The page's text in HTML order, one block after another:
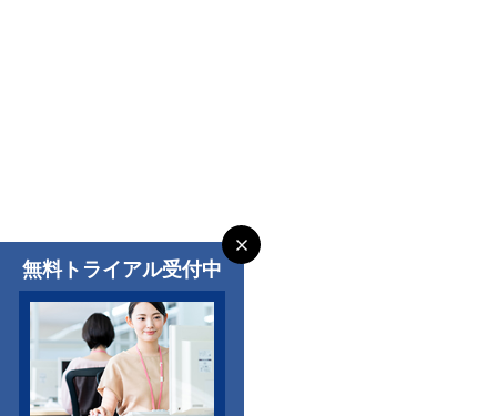
無料トライアル受付中